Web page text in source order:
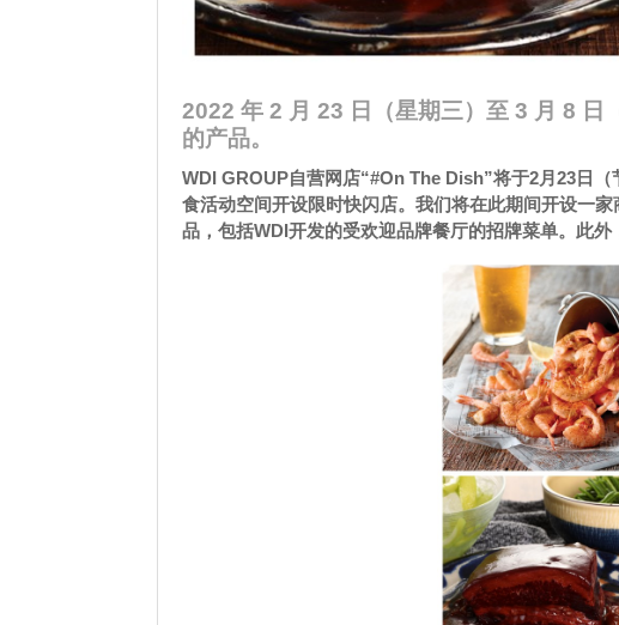
2022 年 2 月 23 日（星期三）至 3 月 8 日
的产品。
WDI GROUP自营网店“#On The Dish”将于2月23日
食活动空间开设限时快闪店。我们将在此期间开设一
品，包括WDI开发的受欢迎品牌餐厅的招牌菜单。此